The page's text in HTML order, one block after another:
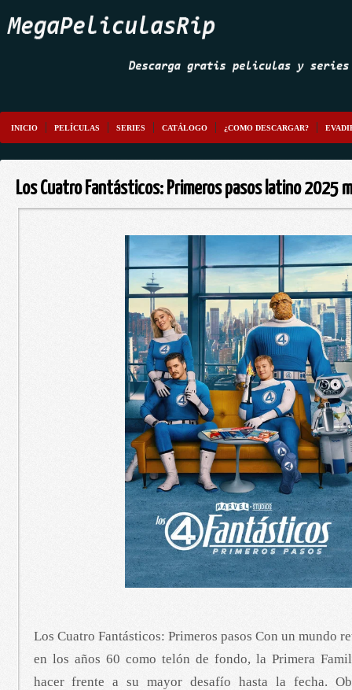
INICIO PELÍCULAS SERIES CATÁLOGO ¿COMO DESCARGAR?
Los Cuatro Fantásticos: Primeros pasos latino 2025
Los Cuatro Fantásticos: Primeros pasos Con un mundo
en los años 60 como telón de fondo, la Primera
hacer frente a su mayor desafío hasta la fecha.